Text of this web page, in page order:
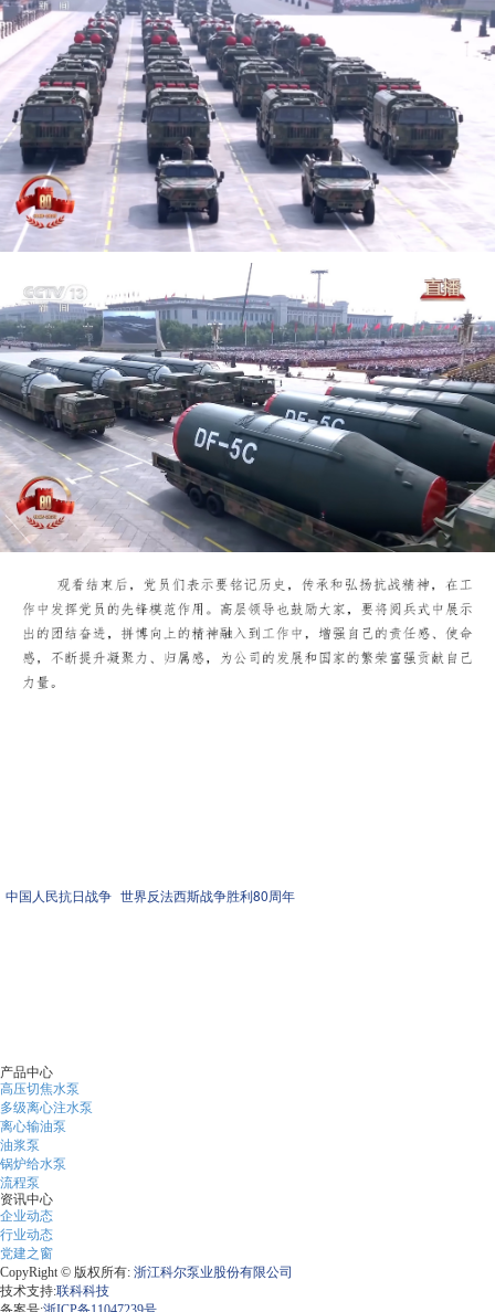
中国人民抗日战争 世界反法西斯战争胜利80周年
产品中心
高压切焦水泵
多级离心注水泵
离心输油泵
油浆泵
锅炉给水泵
流程泵
资讯中心
企业动态
行业动态
党建之窗
CopyRight © 版权所有: 浙江科尔泵业股份有限公司
技术支持:联科科技